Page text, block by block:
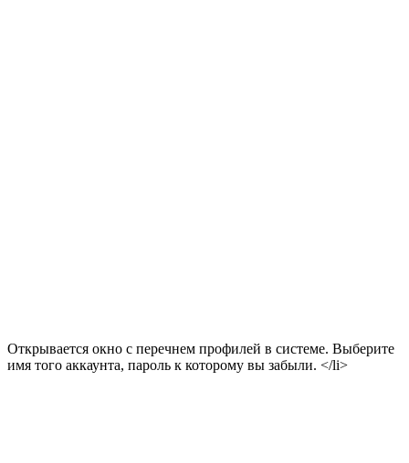
Открывается окно с перечнем профилей в системе. Выберите
имя того аккаунта, пароль к которому вы забыли. </li>